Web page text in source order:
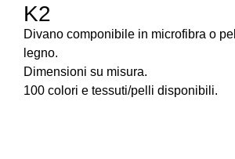
K2
Divano componibile in microfibra o
legno.
Dimensioni su misura.
100 colori e tessuti/pelli disponibili.